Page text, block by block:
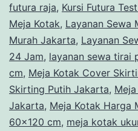
futura raja, Kursi Futura
Meja Kotak, Layanan Sewa
Murah Jakarta, Layanan
24 Jam, layanan sewa tirai
cm, Meja Kotak Cover
Skirting Putih Jakarta,
Jakarta, Meja Kotak Harga
60x120 cm, meja kotak